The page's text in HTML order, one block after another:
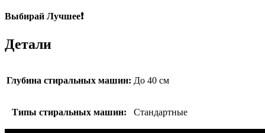
Выбирай Лучшее❗
Детали
Глубина стиральных машин: До 40 см
Типы стиральных машин: Стандартные